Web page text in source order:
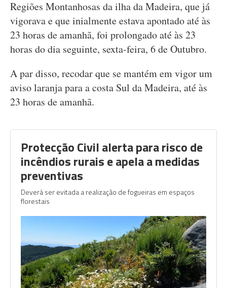
Regiões Montanhosas da ilha da Madeira, que já
vigorava e que inialmente estava apontado até às
23 horas de amanhã, foi prolongado até às 23
horas do dia seguinte, sexta-feira, 6 de Outubro.
A par disso, recodar que se mantém em vigor um
aviso laranja para a costa Sul da Madeira, até às
23 horas de amanhã.
Protecção Civil alerta para risco de
incêndios rurais e apela a medidas
preventivas
Deverá ser evitada a realização de fogueiras em espaços
florestais